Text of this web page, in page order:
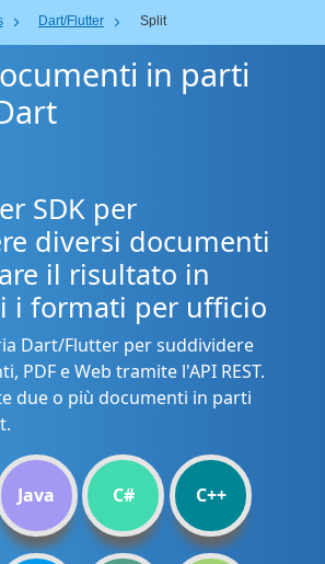
Dart/Flutter Split
in parti
SDK per
diversi documenti
il risultato in
i formati per ufficio
Dart/Flutter per suddividere
PDF e Web tramite l'API REST.
due o più documenti in parti
Java C# C++